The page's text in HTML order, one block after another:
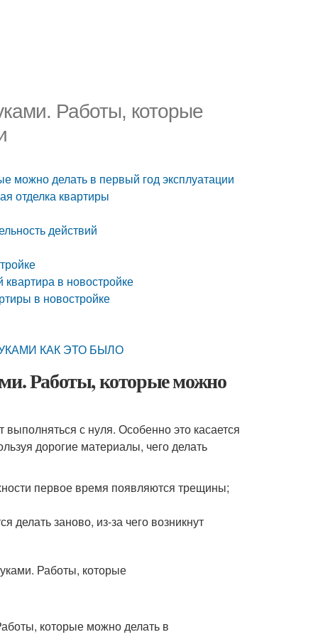
Работы, которые
можно делать в первый год эксплуатации
отделка квартиры
действий
в новостройке
в новостройке
КАК ЭТО БЫЛО
Работы, которые можно
выполняться с нуля. Особенно это касается
дорогие материалы, чего делать
первое время появляются трещины;
делать заново, из-за чего возникнут